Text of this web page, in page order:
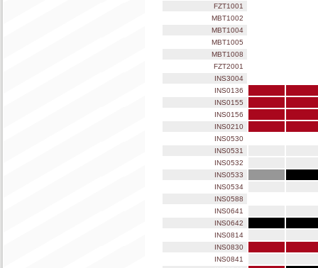
FZT1001
MBT1002
MBT1004
MBT1005
MBT1008
FZT2001
INS3004
INS0136
INS0155
INS0156
INS0210
INS0530
INS0531
INS0532
INS0533
INS0534
INS0588
INS0641
INS0642
INS0814
INS0830
INS0841